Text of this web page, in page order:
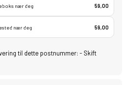
nær deg 59,00
nær deg 59,00
til dette postnummer: - Skift